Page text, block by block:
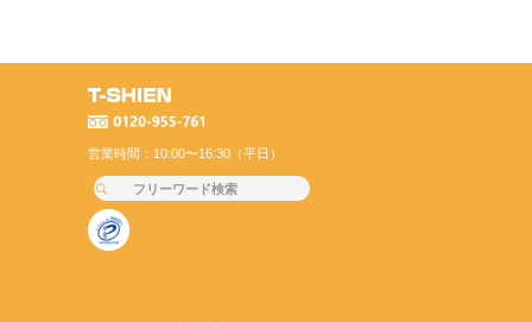
営業時間：10:00〜16:30（平日）